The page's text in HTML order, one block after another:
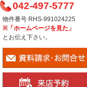
042-497-5777
物件番号 RHS-991024225
※「ホームページを見た」
とお伝え下さい。